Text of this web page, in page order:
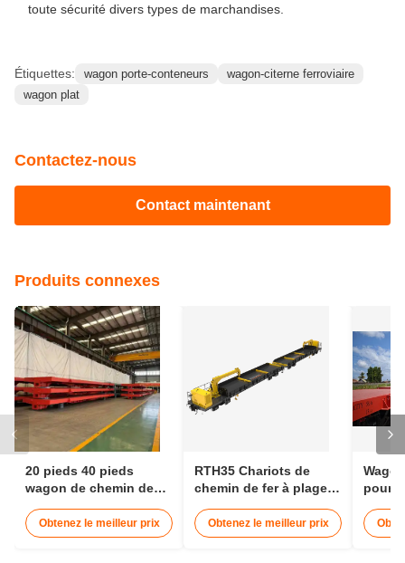
toute sécurité divers types de marchandises.
Étiquettes: wagon porte-conteneurs
wagon-citerne ferroviaire
wagon plat
Contactez-nous
Contact maintenant
Produits connexes
20 pieds 40 pieds
wagon de chemin de
conteneur 30t
Obtenez le meilleur prix
RTH35 Chariots de
chemin de fer à plage
transportant 25 m de
train
Obtenez le meilleur prix
pour